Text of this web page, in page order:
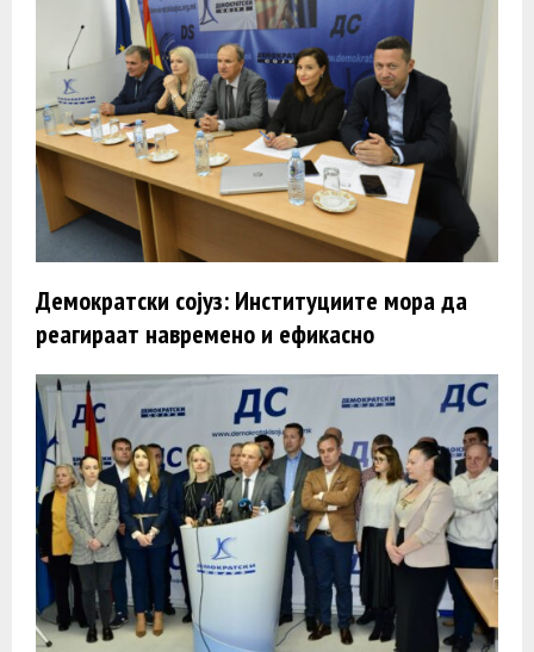
Демократски сојуз: Институциите мора да
реагираат навремено и ефикасно